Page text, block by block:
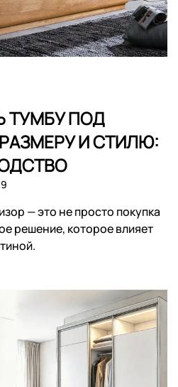
ТУМБУ ПОД
И СТИЛЮ:
— это не просто покупка
решение, которое влияет